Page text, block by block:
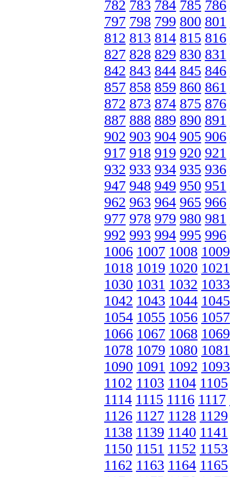
782 783 784 785 786
797 798 799 800 801
812 813 814 815 816
827 828 829 830 831
842 843 844 845 846
857 858 859 860 861
872 873 874 875 876
887 888 889 890 891
902 903 904 905 906
917 918 919 920 921
932 933 934 935 936
947 948 949 950 951
962 963 964 965 966
977 978 979 980 981
992 993 994 995 996
1006 1007 1008 1009
1018 1019 1020 1021
1030 1031 1032 1033
1042 1043 1044 1045
1054 1055 1056 1057
1066 1067 1068 1069
1078 1079 1080 1081
1090 1091 1092 1093
1102 1103 1104 1105
1114 1115 1116 1117
1126 1127 1128 1129
1138 1139 1140 1141
1150 1151 1152 1153
1162 1163 1164 1165